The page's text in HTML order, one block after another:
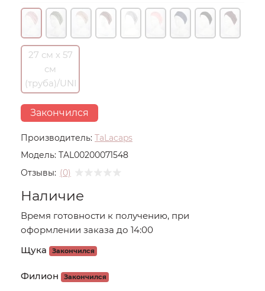
Производитель: TaLacaps
Модель: TAL00200071548
Отзывы: (0)
27 см х 57
см
(труба)/UNI
Закончился
Наличие
Время готовности к получению, при
оформлении заказа до 14:00
Щука
Закончился
Филион Закончился